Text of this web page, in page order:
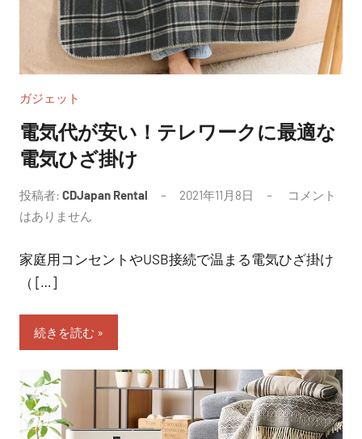
ガジェット
電気代が安い！テレワークに最適な
電気ひざ掛け
投稿者: CDJapan Rental 2021年11月8日
コメント
はありません
家庭用コンセントやUSB接続で温まる電気ひざ掛け
（ […]
続きを読む